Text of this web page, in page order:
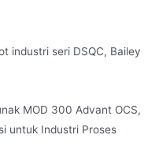
industri seri DSQC, Bailey
MOD 300 Advant OCS,
untuk Industri Proses